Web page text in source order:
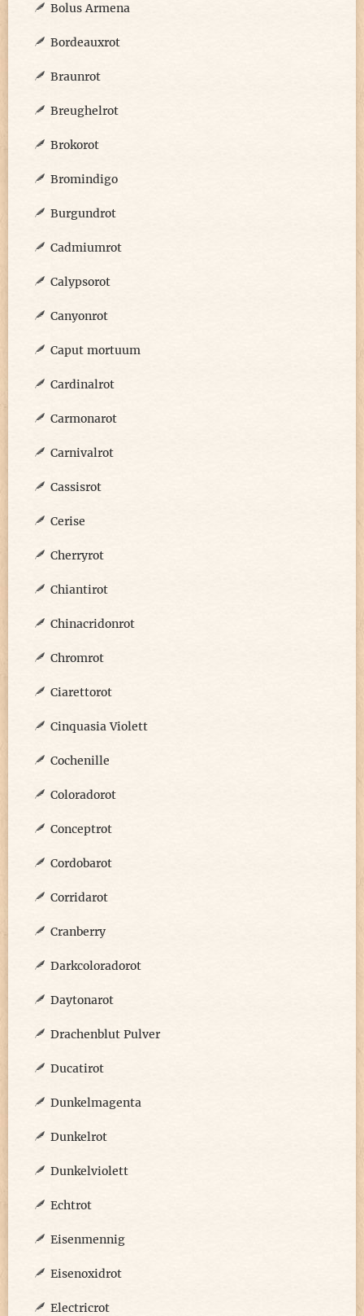
Bolus Armena
Bordeauxrot
Braunrot
Breughelrot
Brokorot
Bromindigo
Burgundrot
Cadmiumrot
Calypsorot
Canyonrot
Caput mortuum
Cardinalrot
Carmonarot
Carnivalrot
Cassisrot
Cerise
Cherryrot
Chiantirot
Chinacridonrot
Chromrot
Ciarettorot
Cinquasia Violett
Cochenille
Coloradorot
Conceptrot
Cordobarot
Corridarot
Cranberry
Darkcoloradorot
Daytonarot
Drachenblut Pulver
Ducatirot
Dunkelmagenta
Dunkelrot
Dunkelviolett
Echtrot
Eisenmennig
Eisenoxidrot
Electricrot